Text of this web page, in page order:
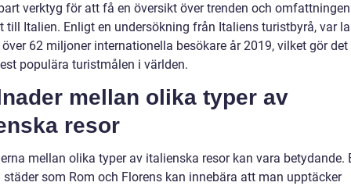
verktyg för att få en översikt över trenden och
till Italien. Enligt en undersökning från Italiens turistbyrå, var
62 miljoner internationella besökare år 2019, vilket gör
populära turistmålen i världen.
mellan olika typer av
resor
mellan olika typer av italienska resor kan vara betydande.
som Rom och Florens kan innebära att man upptäcker